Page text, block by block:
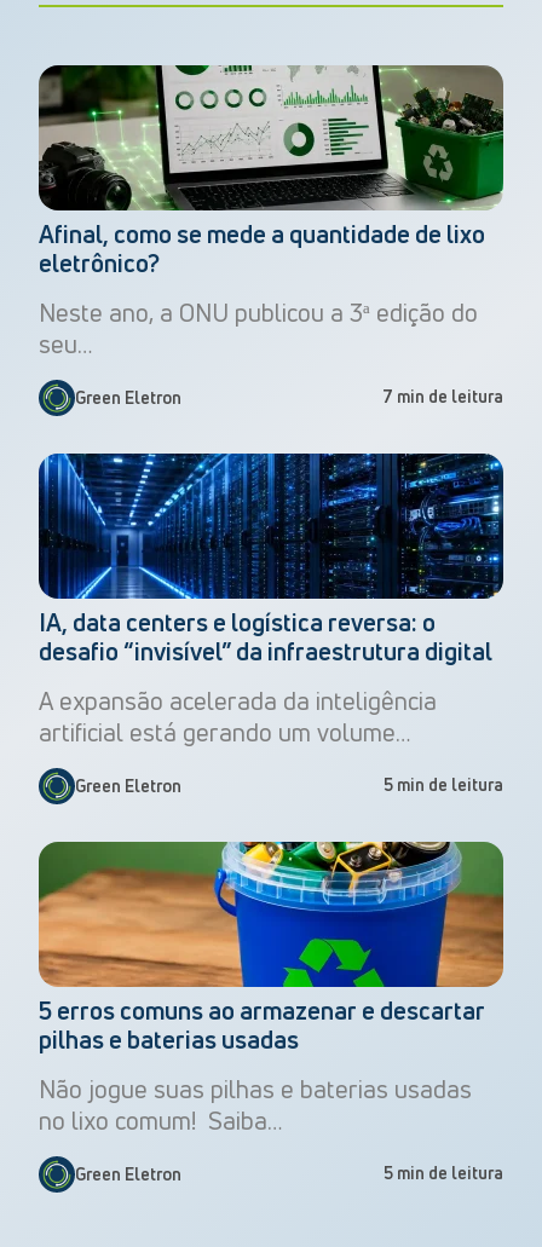
Afinal, como se mede a quantidade de lixo
eletrônico?
Neste ano, a ONU publicou a 3ª edição do
seu…
Green Eletron 7 min de leitura
IA, data centers e logística reversa: o
desafio “invisível” da infraestrutura digital
A expansão acelerada da inteligência
artificial está gerando um volume…
Green Eletron 5 min de leitura
5 erros comuns ao armazenar e descartar
pilhas e baterias usadas
Não jogue suas pilhas e baterias usadas
no lixo comum! Saiba…
Green Eletron 5 min de leitura